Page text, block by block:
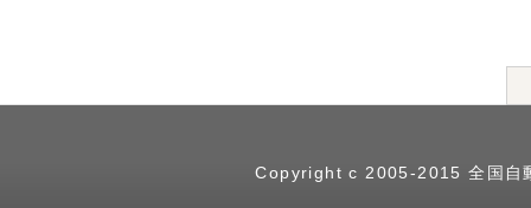
Copyright c 2005-2015 全国自